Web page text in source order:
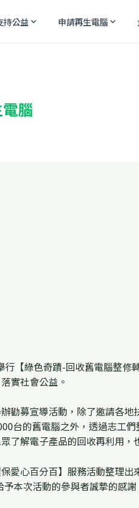
持公益expand_more 申請再生電腦expand_more
綠色奇蹟-回收舊電腦整修
實社會公益。
募宣導活動，除了邀請各地
台的舊電腦之外，透過志工
了解電子產品的回收再利用
心百分百】服務活動整理出
本次活動的參與者誠摯的感